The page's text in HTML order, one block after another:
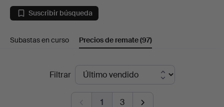
alfileres
de
Suscribir búsqueda
Subastas en curso Precios de remate(97)
Filtrar
1 3